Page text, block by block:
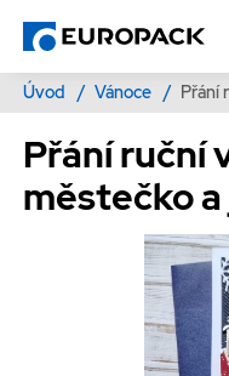
Úvod / Vánoce /
Přání ruční
městečko a